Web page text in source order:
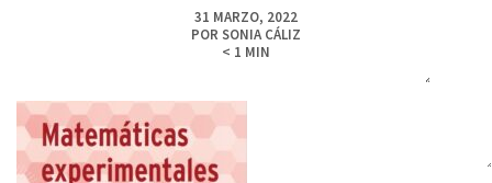
31 MARZO, 2022
POR SONIA CÁLIZ
< 1 MIN